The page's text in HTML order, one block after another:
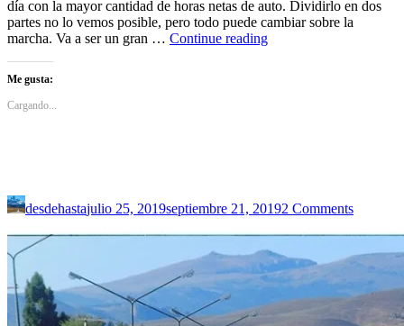
día con la mayor cantidad de horas netas de auto. Dividirlo en dos
partes no lo vemos posible, pero todo puede cambiar sobre la
marcha. Va a ser un gran … Continue readingDías
los
Andes
Me gusta:
Cargando...
desdehastajulio 25, 2019septiembre 21, 20192 Comments